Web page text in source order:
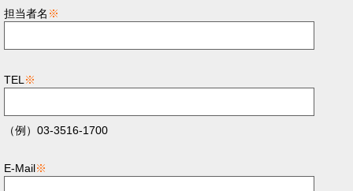
担当者名 ※
TEL※
（例）03-3516-1700
E-Mail※